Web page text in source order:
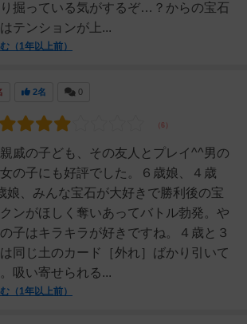
掘っている気がするぞ…？からの宝石
テンションが上...
（1年以上前）
2名 0
戚の子ども、その友人とプレイ^^男の
の子にも好評でした。６歳娘、４歳
娘、みんな宝石が大好きで勝利後の宝
ンがほしく奪いあってバトル勃発。や
子はキラキラが好きですね。４歳と３
同じ土のカード［外れ］ばかり引いて
吸い寄せられる...
（1年以上前）